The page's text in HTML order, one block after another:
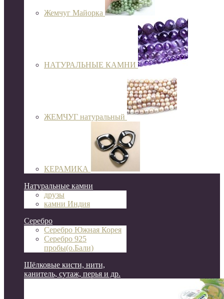
Жемчуг Майорка
НАТУРАЛЬНЫЕ КАМНИ
ЖЕМЧУГ натуральный
КЕРАМИКА
Натуральные камни
друзы
камни Индия
Серебро
Серебро Южная Корея
Серебро 925
пробы(о.Бали)
Шёлковые кисти, нити,
канитель, сутаж, перья и др.